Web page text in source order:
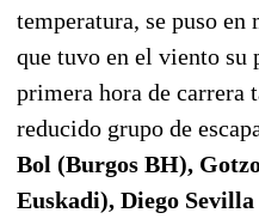
temperatura, se puso
que tuvo en el viento su
primera hora de carrera
reducido grupo de
Bol (Burgos BH),
Euskadi), Diego